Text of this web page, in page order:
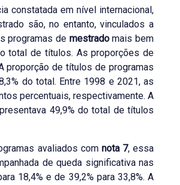
constatada em nível internacional,
são, no entanto, vinculados a
programas de mestradomais bem
total de títulos. As proporções de
proporção de títulos de programas
do total. Entre 1998 e 2021, as
percentuais, respectivamente. A
49,9% do total de títulos
avaliados com nota 7, essa
de queda significativa nas
18,4% e de 39,2% para 33,8%. A